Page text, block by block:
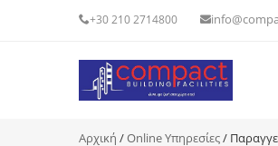
+30 210 2714800
Αρχική /Online Υπηρεσίες/